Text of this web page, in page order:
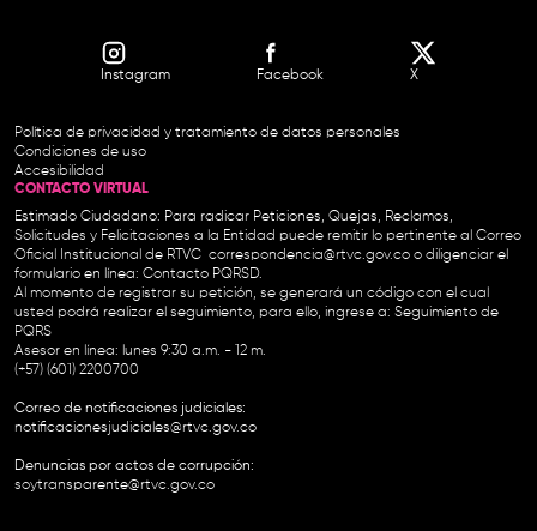
Instagram Facebook X
Política de privacidad y tratamiento de datos personales
Condiciones de uso
Accesibilidad
CONTACTO VIRTUAL
Estimado Ciudadano: Para radicar Peticiones, Quejas, Reclamos,
Solicitudes y Felicitaciones a la Entidad puede remitir lo pertinente al Correo
Oficial Institucional de RTVC correspondencia@rtvc.gov.co o diligenciar el
formulario en línea: Contacto PQRSD.
Al momento de registrar su petición, se generará un código con el cual
usted podrá realizar el seguimiento, para ello, ingrese a: Seguimiento de
PQRS
Asesor en línea: lunes 9:30 a.m. - 12 m.
(+57) (601) 2200700
Correo de notificaciones judiciales:
notificacionesjudiciales@rtvc.gov.co
Denuncias por actos de corrupción:
soytransparente@rtvc.gov.co